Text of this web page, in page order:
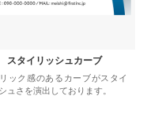
スタイリッシュカーブ
ック感のあるカーブがスタイ
ュさを演出しております。